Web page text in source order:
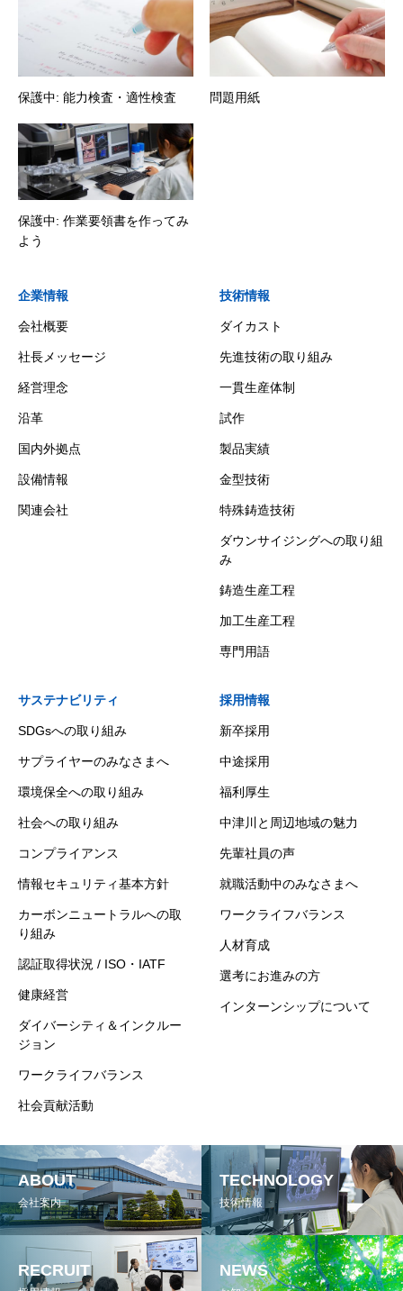
保護中: 能力検査・適性検査 問題用紙
保護中: 作業要領書を作ってみ
よう
企業情報
会社概要
社長メッセージ
経営理念
沿革
国内外拠点
設備情報
関連会社
技術情報
ダイカスト
先進技術の取り組み
一貫生産体制
試作
製品実績
金型技術
特殊鋳造技術
ダウンサイジングへの取り組
み
鋳造生産工程
加工生産工程
専門用語
サステナビリティ
SDGsへの取り組み
サプライヤーのみなさまへ
環境保全への取り組み
社会への取り組み
コンプライアンス
情報セキュリティ基本方針
カーボンニュートラルへの取
り組み
認証取得状況 / ISO・IATF
健康経営
ダイバーシティ＆インクルー
ジョン
ワークライフバランス
社会貢献活動
採用情報
新卒採用
中途採用
福利厚生
中津川と周辺地域の魅力
先輩社員の声
就職活動中のみなさまへ
ワークライフバランス
人材育成
選考にお進みの方
インターンシップについて
ABOUT
会社案内
TECHNOLOGY
技術情報
RECRUIT NEWS